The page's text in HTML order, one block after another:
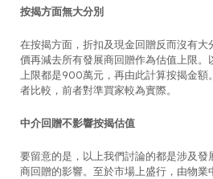
按揭方面無大分別
在按揭方面，折扣及現金回贈反而沒有大
價再減去所有發展商回贈作為估值上限。
上限都是900萬元，再由此計算按揭金額
者比較，前者對準買家較為實際。
中介回贈不影響按揭估值
要留意的是，以上我們討論的都是涉及發
商回贈的影響。至於市場上盛行，由物業